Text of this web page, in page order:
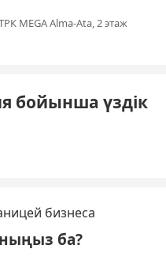
MEGA Alma-Ata, 2 этаж
бойынша үздік
ба?